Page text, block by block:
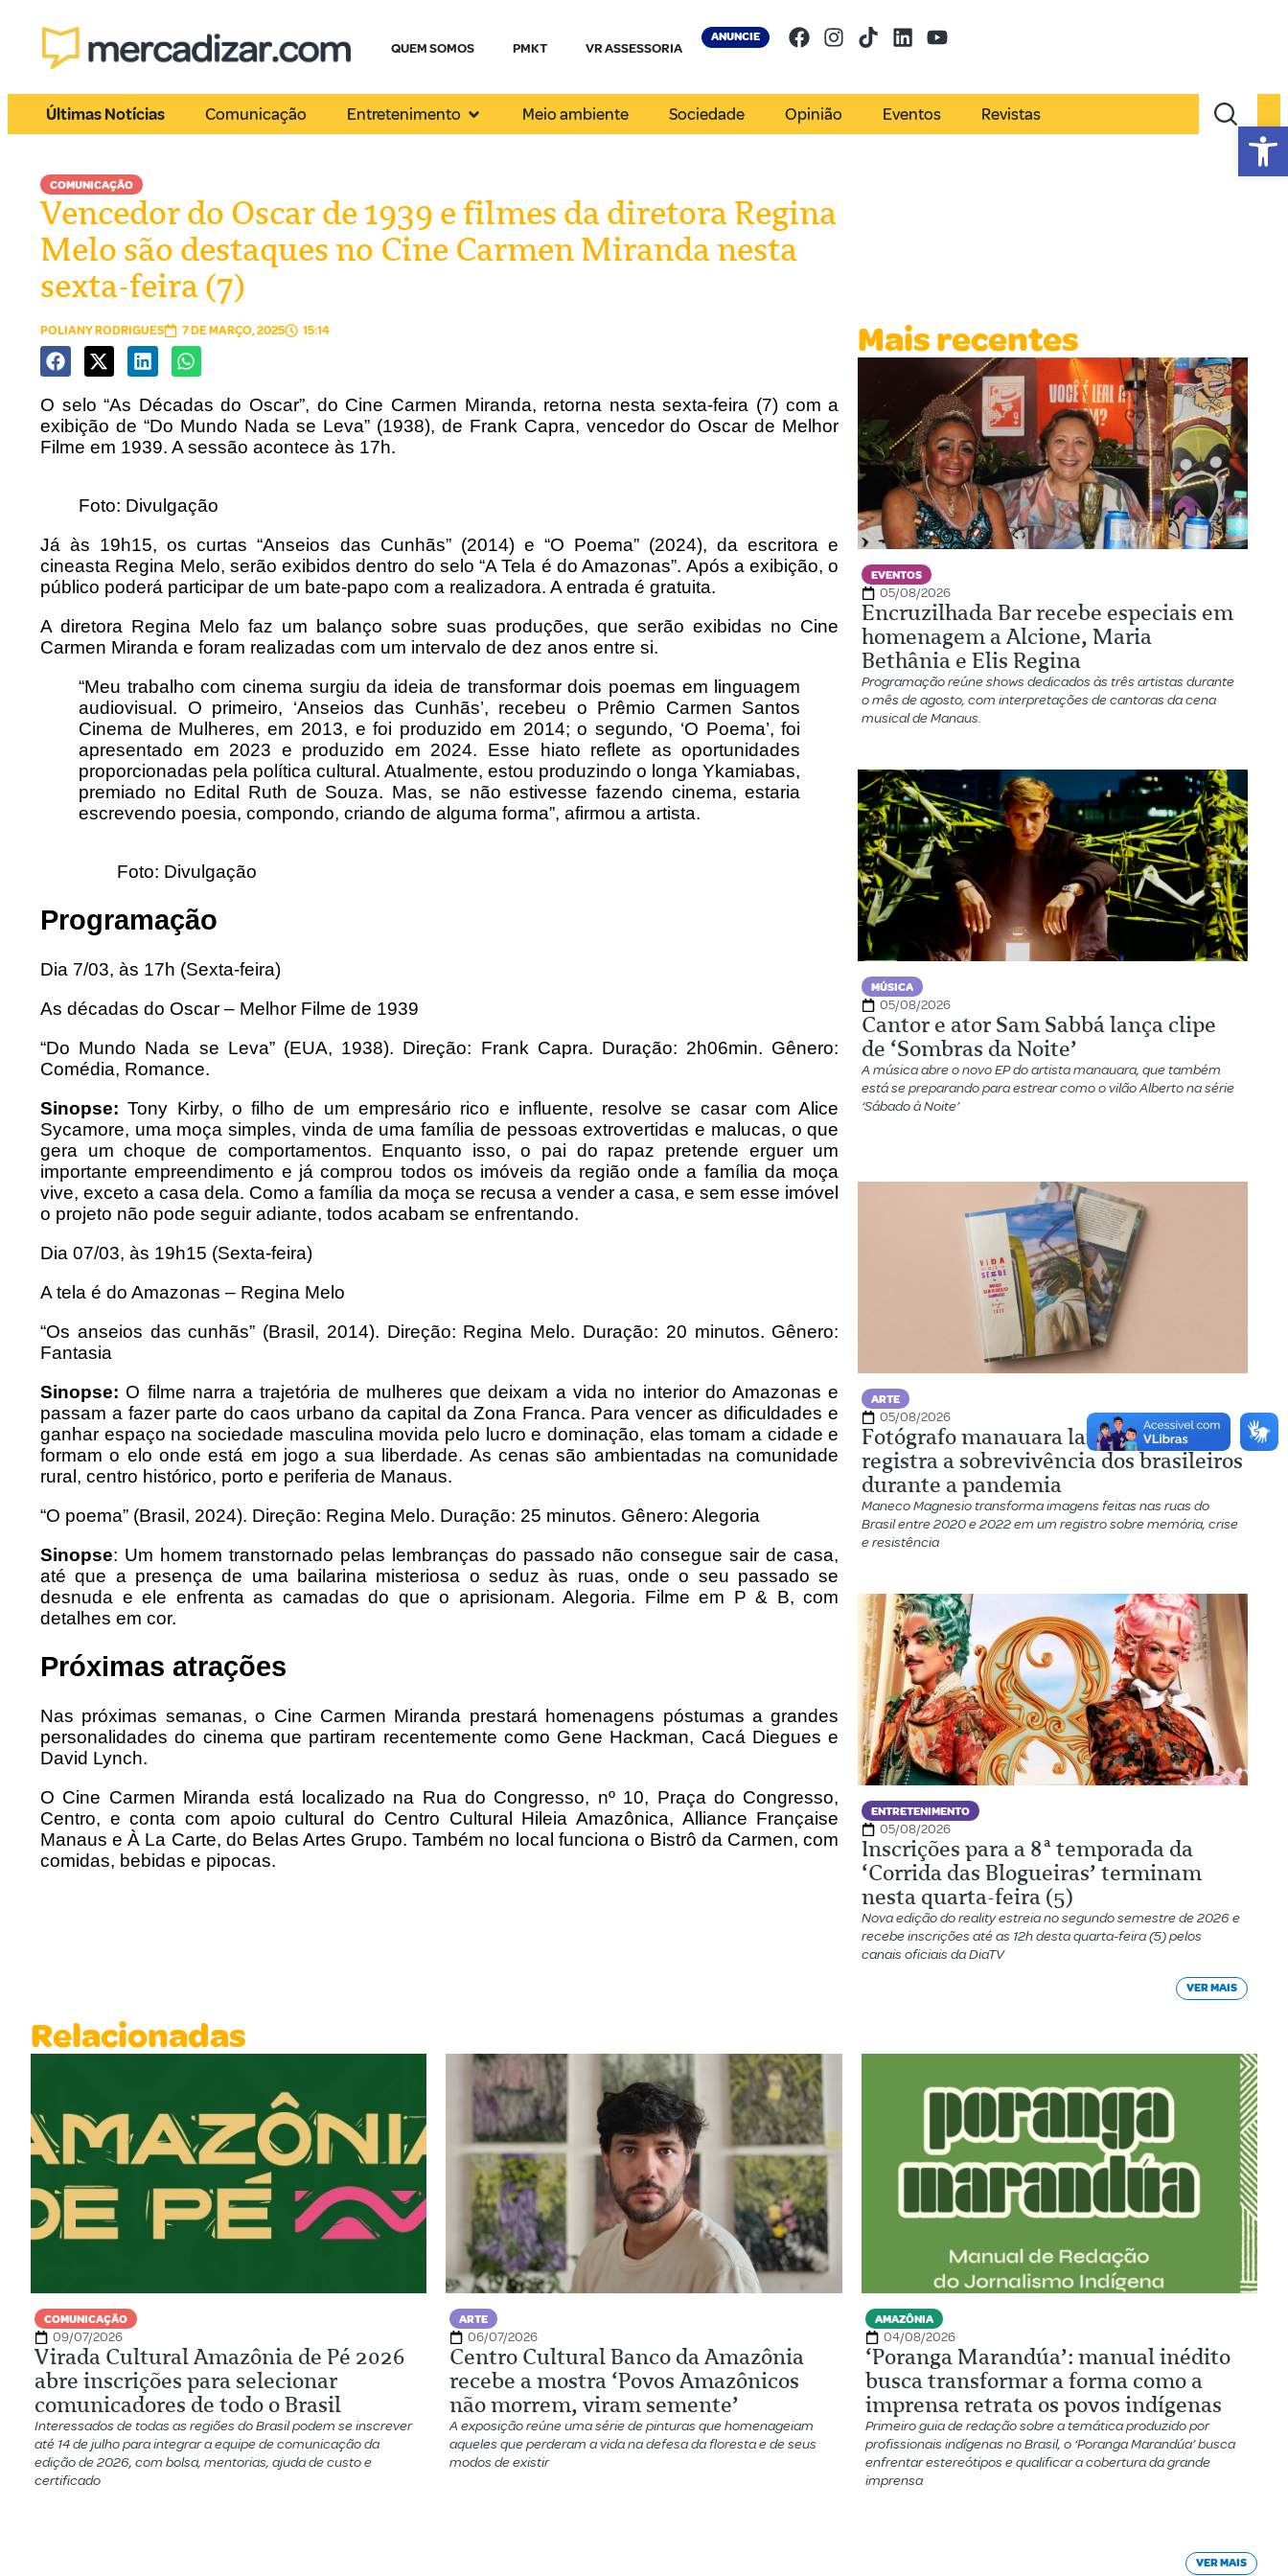
QUEM SOMOS PMKT VR ASSESSORIA
ANUNCIE
Últimas Notícias Comunicação Entretenimento Meio ambiente Sociedade Opinião Eventos Revistas
COMUNICAÇÃO
Vencedor do Oscar de 1939 e filmes da diretora Regina
Melo são destaques no Cine Carmen Miranda nesta
sexta-feira (7)
POLIANY RODRIGUES 7 DE MARÇO, 2025 15:14
O selo “As Décadas do Oscar”, do Cine Carmen Miranda, retorna nesta sexta-feira (7) com a
exibição de “Do Mundo Nada se Leva” (1938), de Frank Capra, vencedor do Oscar de Melhor
Filme em 1939. A sessão acontece às 17h.
Foto: Divulgação
Já às 19h15, os curtas “Anseios das Cunhãs” (2014) e “O Poema” (2024), da escritora e
cineasta Regina Melo, serão exibidos dentro do selo “A Tela é do Amazonas”. Após a exibição, o
público poderá participar de um bate-papo com a realizadora. A entrada é gratuita.
A diretora Regina Melo faz um balanço sobre suas produções, que serão exibidas no Cine
Carmen Miranda e foram realizadas com um intervalo de dez anos entre si.
“Meu trabalho com cinema surgiu da ideia de transformar dois poemas em linguagem
audiovisual. O primeiro, ‘Anseios das Cunhãs’, recebeu o Prêmio Carmen Santos
Cinema de Mulheres, em 2013, e foi produzido em 2014; o segundo, ‘O Poema’, foi
apresentado em 2023 e produzido em 2024. Esse hiato reflete as oportunidades
proporcionadas pela política cultural. Atualmente, estou produzindo o longa Ykamiabas,
premiado no Edital Ruth de Souza. Mas, se não estivesse fazendo cinema, estaria
escrevendo poesia, compondo, criando de alguma forma”, afirmou a artista.
Foto: Divulgação
Programação
Dia 7/03, às 17h (Sexta-feira)
As décadas do Oscar – Melhor Filme de 1939
“Do Mundo Nada se Leva” (EUA, 1938). Direção: Frank Capra. Duração: 2h06min. Gênero:
Comédia, Romance.
Sinopse:Tony Kirby, o filho de um empresário rico e influente, resolve se casar com Alice
Sycamore, uma moça simples, vinda de uma família de pessoas extrovertidas e malucas, o que
gera um choque de comportamentos. Enquanto isso, o pai do rapaz pretende erguer um
importante empreendimento e já comprou todos os imóveis da região onde a família da moça
vive, exceto a casa dela. Como a família da moça se recusa a vender a casa, e sem esse imóvel
o projeto não pode seguir adiante, todos acabam se enfrentando.
Dia 07/03, às 19h15 (Sexta-feira)
A tela é do Amazonas – Regina Melo
“Os anseios das cunhãs” (Brasil, 2014). Direção: Regina Melo. Duração: 20 minutos. Gênero:
Fantasia
Sinopse: O filme narra a trajetória de mulheres que deixam a vida no interior do Amazonas e
passam a fazer parte do caos urbano da capital da Zona Franca. Para vencer as dificuldades e
ganhar espaço na sociedade masculina movida pelo lucro e dominação, elas tomam a cidade e
formam o elo onde está em jogo a sua liberdade. As cenas são ambientadas na comunidade
rural, centro histórico, porto e periferia de Manaus.
“O poema” (Brasil, 2024). Direção: Regina Melo. Duração: 25 minutos. Gênero: Alegoria
Sinopse: Um homem transtornado pelas lembranças do passado não consegue sair de casa,
até que a presença de uma bailarina misteriosa o seduz às ruas, onde o seu passado se
desnuda e ele enfrenta as camadas do que o aprisionam. Alegoria. Filme em P & B, com
detalhes em cor.
Próximas atrações
Nas próximas semanas, o Cine Carmen Miranda prestará homenagens póstumas a grandes
personalidades do cinema que partiram recentemente como Gene Hackman, Cacá Diegues e
David Lynch.
O Cine Carmen Miranda está localizado na Rua do Congresso, nº 10, Praça do Congresso,
Centro, e conta com apoio cultural do Centro Cultural Hileia Amazônica, Alliance Française
Manaus e À La Carte, do Belas Artes Grupo. Também no local funciona o Bistrô da Carmen, com
comidas, bebidas e pipocas.
Mais recentes
EVENTOS
05/08/2026
Encruzilhada Bar recebe especiais em
homenagem a Alcione, Maria
Bethânia e Elis Regina
Programação reúne shows dedicados às três artistas durante
o mês de agosto, com interpretações de cantoras da cena
musical de Manaus.
MÚSICA
05/08/2026
Cantor e ator Sam Sabbá lança clipe
de ‘Sombras da Noite’
A música abre o novo EP do artista manauara, que também
está se preparando para estrear como o vilão Alberto na série
‘Sábado à Noite’
ARTE
05/08/2026
Fotógrafo manauara lança livro que
registra a sobrevivência dos brasileiros
durante a pandemia
Maneco Magnesio transforma imagens feitas nas ruas do
Brasil entre 2020 e 2022 em um registro sobre memória, crise
e resistência
ENTRETENIMENTO
05/08/2026
Inscrições para a 8ª temporada da
‘Corrida das Blogueiras’ terminam
nesta quarta-feira (5)
Nova edição do reality estreia no segundo semestre de 2026 e
recebe inscrições até as 12h desta quarta-feira (5) pelos
canais oficiais da DiaTV
VER MAIS
Relacionadas
COMUNICAÇÃO
09/07/2026
Virada Cultural Amazônia de Pé 2026
abre inscrições para selecionar
comunicadores de todo o Brasil
Interessados de todas as regiões do Brasil podem se inscrever
até 14 de julho para integrar a equipe de comunicação da
edição de 2026, com bolsa, mentorias, ajuda de custo e
certificado
ARTE
06/07/2026
Centro Cultural Banco da Amazônia
recebe a mostra ‘Povos Amazônicos
não morrem, viram semente’
A exposição reúne uma série de pinturas que homenageiam
aqueles que perderam a vida na defesa da floresta e de seus
modos de existir
AMAZÔNIA
04/08/2026
‘Poranga Marandúa’: manual inédito
busca transformar a forma como a
imprensa retrata os povos indígenas
Primeiro guia de redação sobre a temática produzido por
profissionais indígenas no Brasil, o ‘Poranga Marandúa’ busca
enfrentar estereótipos e qualificar a cobertura da grande
imprensa
VER MAIS